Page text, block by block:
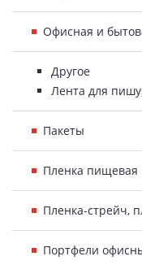
Офисная и
Другое
Лента для
Пакеты
Пленка пищевая
Пленка-стрейч,
Портфели